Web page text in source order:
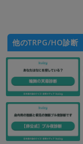
他のTRPG/HO診断